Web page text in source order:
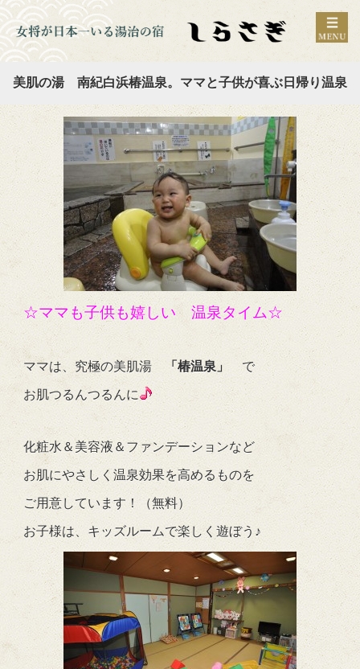
美肌の湯 南紀白浜椿温泉。ママと子供が喜ぶ日帰り温泉
☆ママも子供も嬉しい 温泉タイム☆
ママは、究極の美肌湯 「椿温泉」 で
お肌つるんつるんに
化粧水＆美容液＆ファンデーションなど
お肌にやさしく温泉効果を高めるものを
ご用意しています！（無料）
お子様は、キッズルームで楽しく遊ぼう♪